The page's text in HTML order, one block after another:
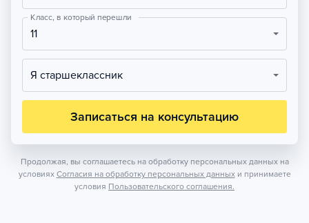
Класс, в который перешли
11
Я старшеклассник
Записаться на консультацию
Продолжая, вы соглашаетесь на обработку персональных данных на
условиях Согласия на обработку персональных данных и принимаете
условия Пользовательского соглашения.